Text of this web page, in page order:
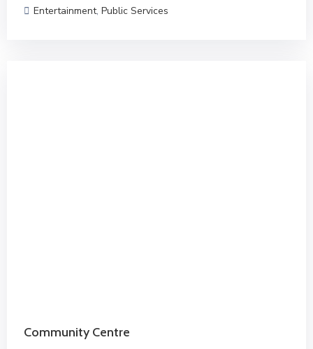
Entertainment, Public Services
Community Centre